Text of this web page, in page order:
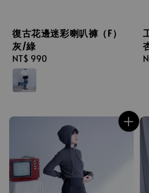
復古花邊迷彩喇叭褲（F）
灰/綠
Regular
price
NT$ 990